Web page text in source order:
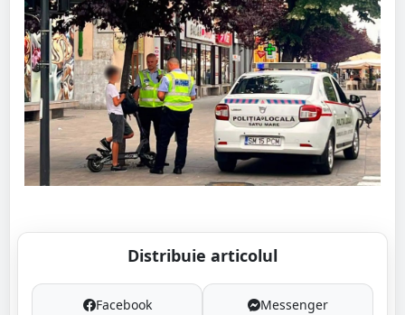
Distribuie articolul
Facebook Messenger